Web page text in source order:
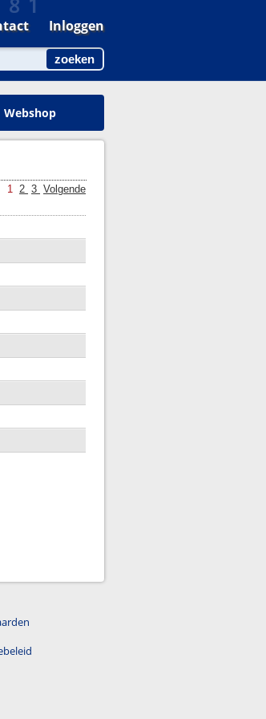
Inloggen
Webshop
1 2 3 Volgende